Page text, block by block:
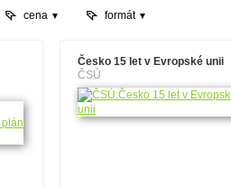
cena formát
Česko 15 let v Evropské unii
ČSÚ